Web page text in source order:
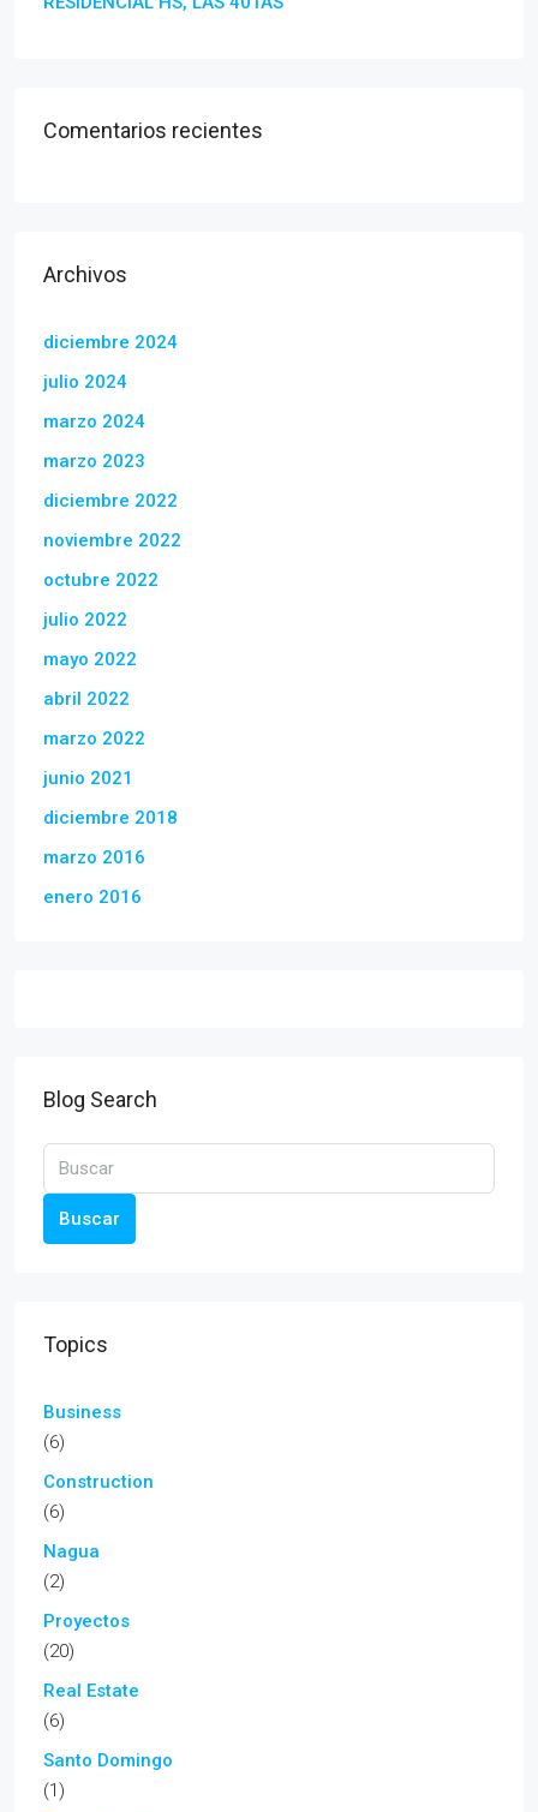
Comentarios recientes
Archivos
diciembre 2024
julio 2024
marzo 2024
marzo 2023
diciembre 2022
noviembre 2022
octubre 2022
julio 2022
mayo 2022
abril 2022
marzo 2022
junio 2021
diciembre 2018
marzo 2016
enero 2016
Blog Search
Buscar
Topics
Business
(6)
Construction
(6)
Nagua
(2)
Proyectos
(20)
Real Estate
(6)
Santo Domingo
(1)